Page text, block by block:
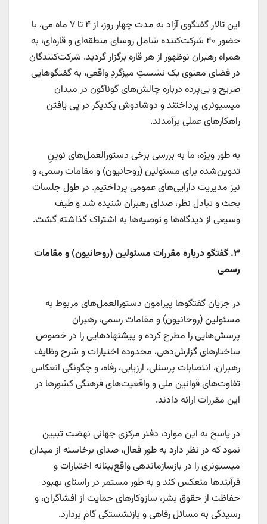
این تالار گفتگوی آزاد به مدت چهار روز، از ۴ تا ۷ ماه می، با
حضور ۴۰ شرکت‌کننده شامل روسای منطقه‌ای و قاره‌ای، به
همراه رهبران نوظهور از هر قاره برگزار گردید. شرکت‌کنندگان
در فضای معنوی یک نشستِ ميزگردِ واقعی، به گفتگوهایی
صریح و بی‌پرده درباره چالش‌های گوناگون در میدان
میسیونری پرداختند و دوشادوش یکدیگر در پی یافتن
راهکارهای عملی برآمدند.
به طور ویژه، ما به بررسی برخی دستورالعمل‌های نوینِ
تدوین‌شده برای مسئولین (روحانیون) و مقامات رسمی، و
نیز مدیریت دارایی‌های عمومی پرداختیم. در طول جلسات
بحث و تبادل نظر، صدای رهبران شنیده شد و طیف
وسیعی از دیدگاه‌ها و توصیه‌ها به اشتراک گذاشته گشت.
۳. گفتگو درباره مقررات مسئولین (روحانیون) و مقامات
رسمی
در جریان گفتگوها پیرامون دستورالعمل‌های مربوط به
مسئولین (روحانیون) و مقامات رسمی، رهبران
پرسش‌هایی را مطرح کرده و پیشنهادهایی را در خصوص
ساختارهای گزارش‌دهی، محدوده اختیارات و شرح وظایف
رهبران، انتصابات پرسنلی، ارزیابی، رفاه، و چگونگی انعکاس
تفاوت‌های قوانین ملی و واقعیت‌های فرهنگی کشورها در
این مقررات ارائه دادند.
در پاسخ به این موارد، دفتر مرکزی جهانی نهضت تبیین
نمود که در نظر دارد به طور فعال، صدای برخاسته از میدان
میسیونری را در بازسازماندهی واقع‌بینانه اختیارات و
فرآیندها منعکس کند و به طور مستمر در راستای بهبود
حفاظت از حقوق بشر، سازوکارهای حمایت از افشاگران، و
رسیدگی به مسائل رفاهی و بازنشستگی گام بردارد.